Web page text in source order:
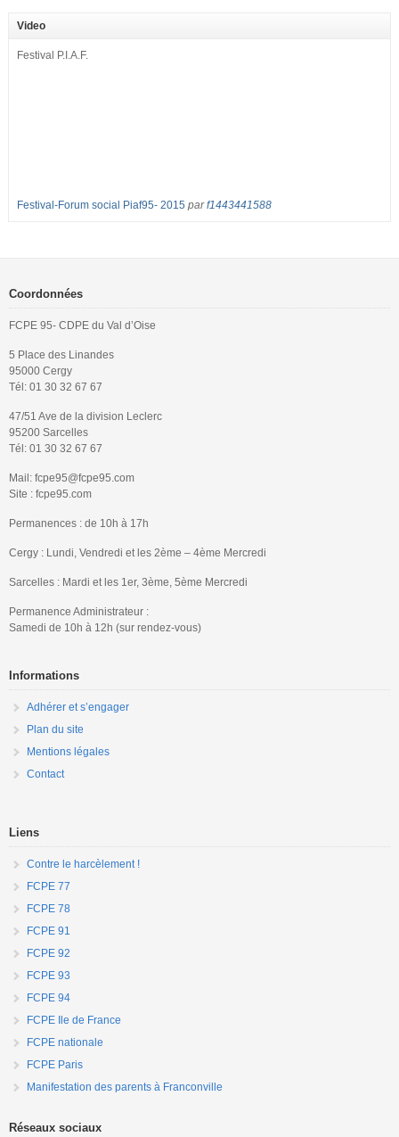
2017 : – toutes les classes de secondes entre 34 et 35 élèves ! – de
nombreuses classes de première et […]
Video
Festival P.I.A.F.
Festival-Forum social Piaf95- 2015 parf1443441588
Coordonnées
FCPE 95- CDPE du Val d’Oise
5 Place des Linandes
95000 Cergy
Tél: 01 30 32 67 67
47/51 Ave de la division Leclerc
95200 Sarcelles
Tél: 01 30 32 67 67
Mail: fcpe95@fcpe95.com
Site : fcpe95.com
Permanences : de 10h à 17h
Cergy : Lundi, Vendredi et les 2ème – 4ème Mercredi
Sarcelles : Mardi et les 1er, 3ème, 5ème Mercredi
Permanence Administrateur :
Samedi de 10h à 12h (sur rendez-vous)
Informations
Adhérer et s’engager
Plan du site
Mentions légales
Contact
Liens
Contre le harcèlement !
FCPE 77
FCPE 78
FCPE 91
FCPE 92
FCPE 93
FCPE 94
FCPE Ile de France
FCPE nationale
FCPE Paris
Manifestation des parents à Franconville
Réseaux sociaux